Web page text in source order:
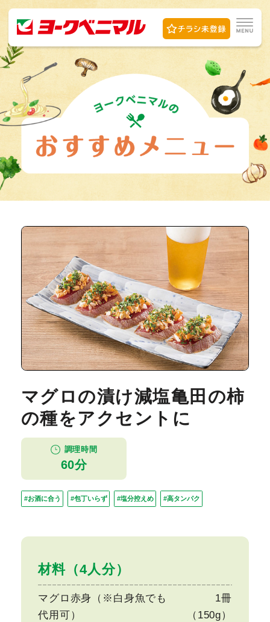
材料（4人分）
マグロ赤身（※白身魚でも
代用可）
1冊
（150g）
マグロの漬け減塩亀田の柿
の種をアクセントに
調理時間
60分
#お酒に合う #包丁いらず #塩分控えめ #高タンパク